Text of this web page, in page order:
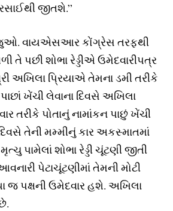
જીતશે.”
જુઓ. વાયએસઆર કોંગ્રેસ તરફથી
તે પછી શોભા રેડ્ડીએ ઉમેદવારીપત્ર
અખિલા પ્રિયાએ તેમના ડમી તરીકે
પાછાં ખેંચી લેવાના દિવસે અખિલા
તરીકે પોતાનું નામાંકન પાછું ખેંચી
તેની મમ્મીનું કાર અકસ્માતમાં
પામેલાં શોભા રેડ્ડી ચૂંટણી જીતી
પેટાચૂંટણીમાં તેમની મોટી
જ પક્ષની ઉમેદવાર હશે. અખિલા